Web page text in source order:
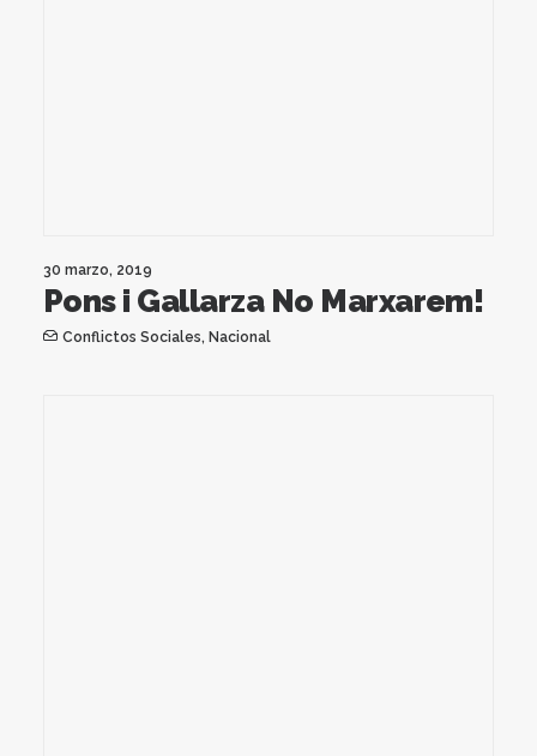
30 marzo, 2019
Pons i Gallarza No Marxarem!
Conflictos Sociales, Nacional